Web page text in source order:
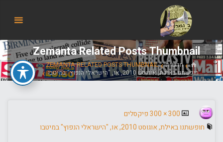
של
אודי
בורג
Zemanta Related Posts Thumbnail
ביתחדשות
חופשתנו באילת, אוגוסט 2010, או, "הישראלי הנפוץ" במיטבו
ZEMANTA RELATED POSTS THUMBNAIL
גודל
מלא
300 × 300
פיקסלים
חופשתנו באילת, אוגוסט 2010, או, "הישראלי הנפוץ" במיטבו